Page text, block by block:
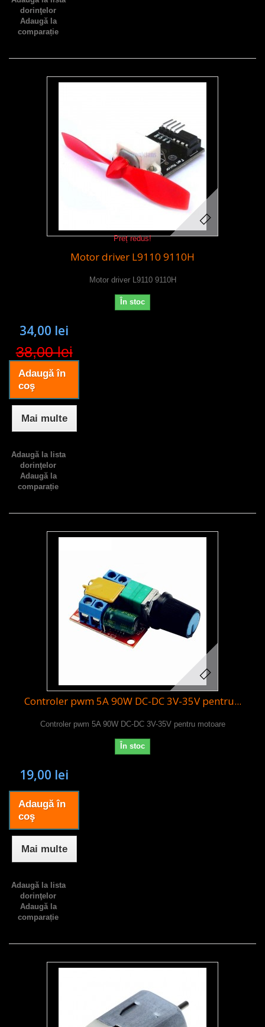
dorinţelor
Adaugă la
comparație
Preț redus!
Motor driver L9110 9110H
Motor driver L9110 9110H
În stoc
34,00 lei
38,00 lei
Adaugă în
coş
Mai multe
Adaugă la lista
dorinţelor
Adaugă la
comparație
Controler pwm 5A 90W DC-DC 3V-35V pentru...
Controler pwm 5A 90W DC-DC 3V-35V pentru motoare
În stoc
19,00 lei
Adaugă în
coş
Mai multe
Adaugă la lista
dorinţelor
Adaugă la
comparație